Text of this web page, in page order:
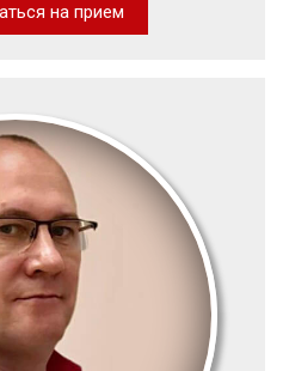
на прием